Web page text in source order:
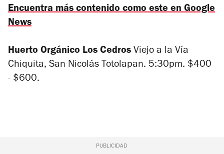
Encuentra más contenido como este en Google
News
Huerto Orgánico Los Cedros Viejo a la Vía
Chiquita, San Nicolás Totolapan. 5:30pm. $400
- $600.
PUBLICIDAD